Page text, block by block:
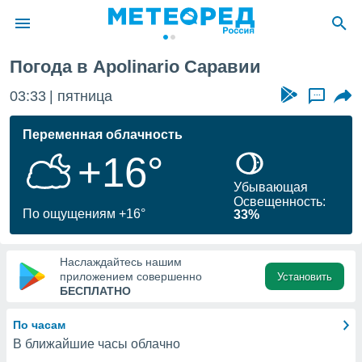
о
Вы можете
к этому
доступ
Погода в Apolinario Саравии
03:33 пятница ...
Переменная облачность
+16°
По ощущениям +16°
Убывающая
Освещенность:
33%
Наслаждайтесь нашим
приложением совершенно
БЕСПЛАТНО
Установить
По часам
В ближайшие часы облачно